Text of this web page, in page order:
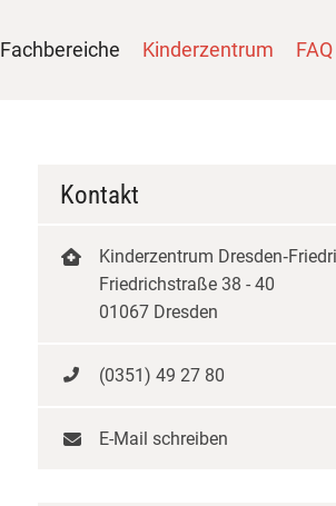
Fachbereiche Kinderzentrum FAQ
Kontakt
Kinderzentrum
Friedrichstraße 38 - 40
01067 Dresden
(0351) 49 27 80
E-Mail schreiben